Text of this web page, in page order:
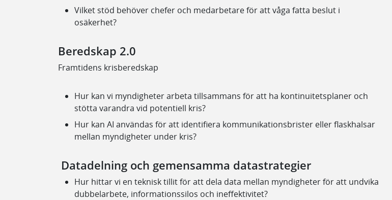
Vilket stöd behöver chefer och medarbetare för att våga fatta beslut i
osäkerhet?
Beredskap 2.0
Framtidens krisberedskap
Hur kan vi myndigheter arbeta tillsammans för att ha kontinuitetsplaner och
stötta varandra vid potentiell kris?
Hur kan AI användas för att identifiera kommunikationsbrister eller flaskhalsar
mellan myndigheter under kris?
Datadelning och gemensamma datastrategier
Hur hittar vi en teknisk tillit för att dela data mellan myndigheter för att undvika
dubbelarbete, informationssilos och ineffektivitet?